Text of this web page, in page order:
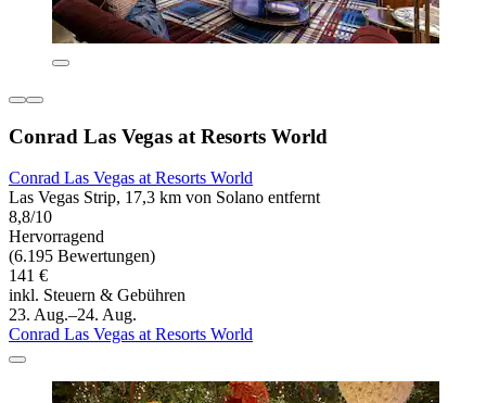
Conrad Las Vegas at Resorts World
Conrad Las Vegas at Resorts World
Las Vegas Strip, 17,3 km von Solano entfernt
8,8/10
Hervorragend
(6.195 Bewertungen)
141 €
inkl. Steuern & Gebühren
23. Aug.–24. Aug.
Conrad Las Vegas at Resorts World